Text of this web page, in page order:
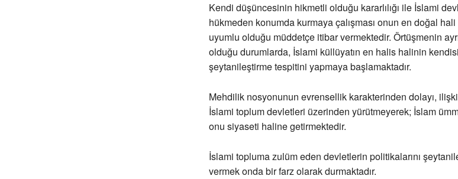
Kendi düşüncesinin hikmetli olduğu kararlılığı ile İslami
hükmeden konumda kurmaya çalışması onun en doğal
uyumlu olduğu müddetçe itibar vermektedir. Örtüşmenin
olduğu durumlarda, İslami küllüyatın en halis halinin
şeytanileştirme tespitini yapmaya başlamaktadır.
Mehdilik nosyonunun evrensellik karakterinden dolayı,
İslami toplum devletleri üzerinden yürütmeyerek; İslam
onu siyaseti haline getirmektedir.
İslami topluma zulüm eden devletlerin politikalarını
vermek onda bir farz olarak durmaktadır.